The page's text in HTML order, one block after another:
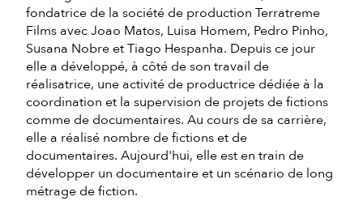
fondatrice de la société de production Terratreme
Films avec Joao Matos, Luisa Homem, Pedro Pinho,
Susana Nobre et Tiago Hespanha. Depuis ce jour
elle a développé, à côté de son travail de
réalisatrice, une activité de productrice dédiée à la
coordination et la supervision de projets de fictions
comme de documentaires. Au cours de sa carrière,
elle a réalisé nombre de fictions et de
documentaires. Aujourd'hui, elle est en train de
développer un documentaire et un scénario de long
métrage de fiction.